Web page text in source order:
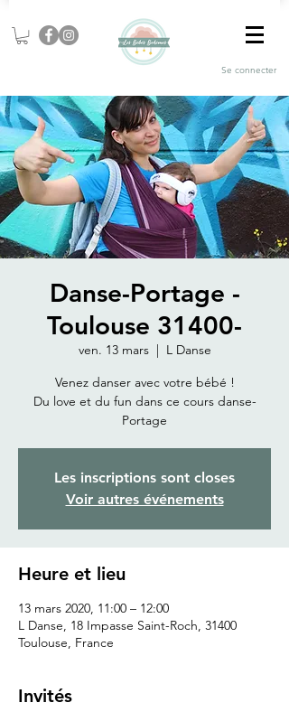
Se connecter
Danse-Portage -
Toulouse 31400-
ven. 13 mars
  |
L Danse
Venez danser avec votre bébé !
Du love et du fun dans ce cours danse-
Portage
Les inscriptions sont closes
Voir autres événements
Heure et lieu
13 mars 2020, 11:00 – 12:00
L Danse, 18 Impasse Saint-Roch, 31400
Toulouse, France
Invités